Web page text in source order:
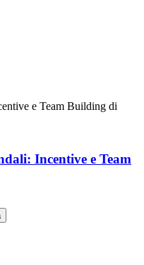
Incentive e Team